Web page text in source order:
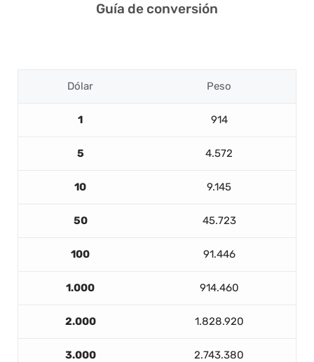
Guía de conversión
Dólar Peso
1 914
5 4.572
10 9.145
50 45.723
100 91.446
1.000 914.460
2.000 1.828.920
3.000 2.743.380